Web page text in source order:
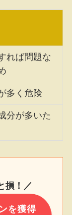
れば問題な
多く危険
分が多いた
損！／
を獲得